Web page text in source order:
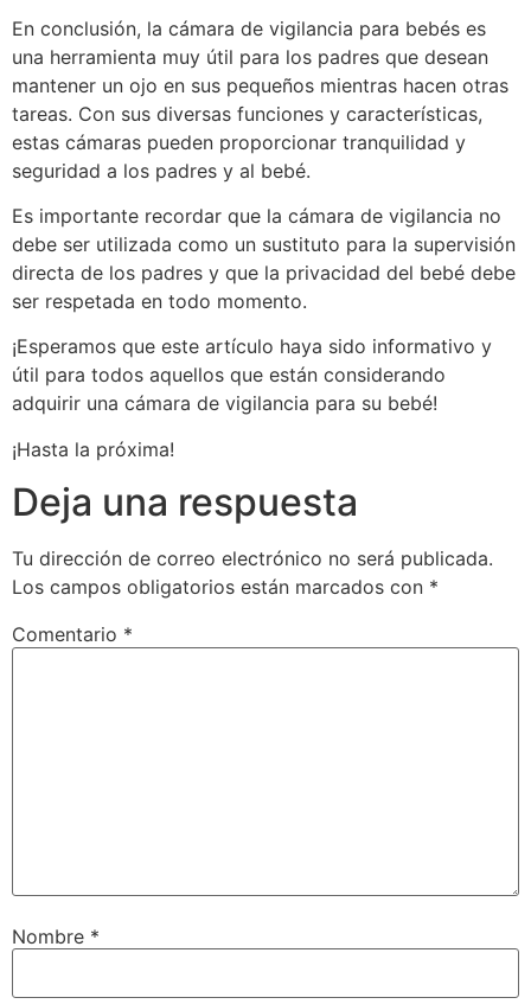
En conclusión, la cámara de vigilancia para bebés es
una herramienta muy útil para los padres que desean
mantener un ojo en sus pequeños mientras hacen otras
tareas. Con sus diversas funciones y características,
estas cámaras pueden proporcionar tranquilidad y
seguridad a los padres y al bebé.
Es importante recordar que la cámara de vigilancia no
debe ser utilizada como un sustituto para la supervisión
directa de los padres y que la privacidad del bebé debe
ser respetada en todo momento.
¡Esperamos que este artículo haya sido informativo y
útil para todos aquellos que están considerando
adquirir una cámara de vigilancia para su bebé!
¡Hasta la próxima!
Deja una respuesta
Tu dirección de correo electrónico no será publicada.
Los campos obligatorios están marcados con *
Comentario *
Nombre *